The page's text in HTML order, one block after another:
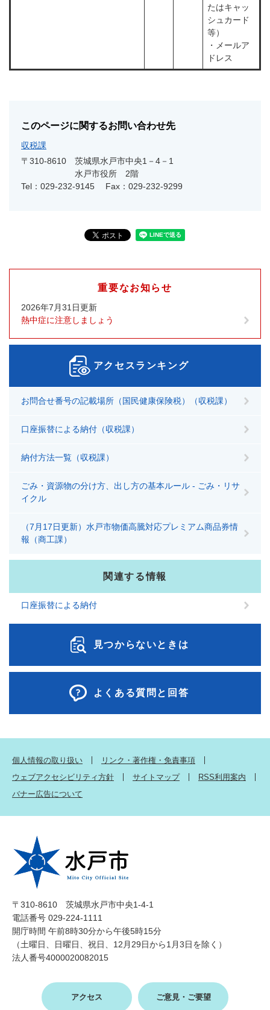
たはキャッ
シュカード
等）
・メールア
ドレス
このページに関するお問い合わせ先
収税課
〒310-8610
茨城県水戸市中央1－4－1
水戸市役所 2階
Tel：029-232-9145
Fax：029-232-9299
重要なお知らせ
2026年7月31日更新
熱中症に注意しましょう
アクセスランキング
お問合せ番号の記載場所（国民健康保険税）（収税課）
口座振替による納付（収税課）
納付方法一覧（収税課）
ごみ・資源物の分け方、出し方の基本ルール - ごみ・リサ
イクル
（7月17日更新）水戸市物価高騰対応プレミアム商品券情
報（商工課）
関連する情報
口座振替による納付
見つからないときは
よくある質問と回答
個人情報の取り扱い
リンク・著作権・免責事項
ウェブアクセシビリティ方針
サイトマップ
RSS利用案内
バナー広告について
〒310-8610 茨城県水戸市中央1-4-1
電話番号 029-224-1111
開庁時間 午前8時30分から午後5時15分
（土曜日、日曜日、祝日、12月29日から1月3日を除く）
法人番号4000020082015
アクセス ご意見・ご要望